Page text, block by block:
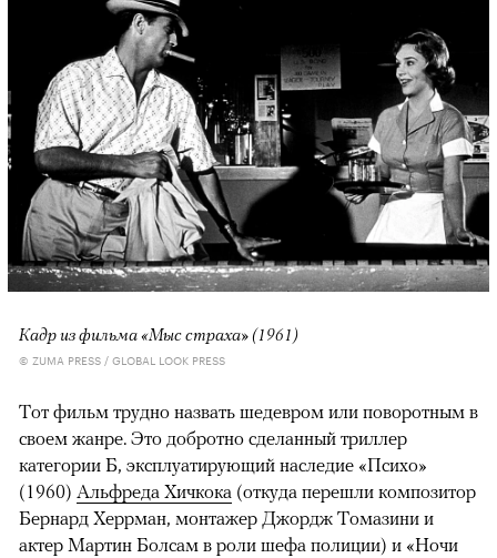
Кадр из фильма «Мыс страха» (1961)
© ZUMA PRESS / GLOBAL LOOK PRESS
Тот фильм трудно назвать шедевром или поворотным в
своем жанре. Это добротно сделанный триллер
категории Б, эксплуатирующий наследие «Психо»
(1960) Альфреда Хичкока (откуда перешли композитор
Бернард Херрман, монтажер Джордж Томазини и
актер Мартин Болсам в роли шефа полиции) и «Ночи